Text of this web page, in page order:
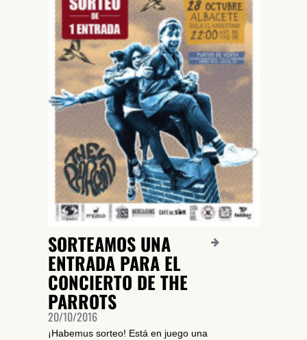
SORTEAMOS UNA
ENTRADA PARA EL
CONCIERTO DE THE
PARROTS
20/10/2016
¡Habemus sorteo! Está en juego una